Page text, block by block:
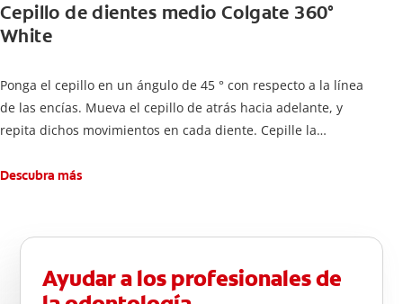
Cepillo de dientes medio Colgate 360°
White
Ponga el cepillo en un ángulo de 45 ° con respecto a la línea
de las encías. Mueva el cepillo de atrás hacia adelante, y
repita dichos movimientos en cada diente. Cepille la
atrás hacia adelante. Cepille la superficie masticatoria (parte
atrás, arriba y abajo, en la parte superior e inferior. No se
olvide de cepillar la lengua para quitar el mal olor causado
por las bacterias.
Descubra más
Ayudar a los profesionales de